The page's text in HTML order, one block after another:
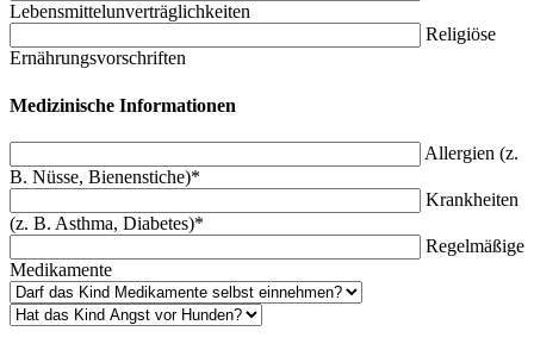
Lebensmittelunverträglichkeiten
Religiöse
Ernährungsvorschriften
Medizinische Informationen
Allergien (z.
B. Nüsse, Bienenstiche)*
Krankheiten
(z. B. Asthma, Diabetes)*
Regelmäßige
Medikamente